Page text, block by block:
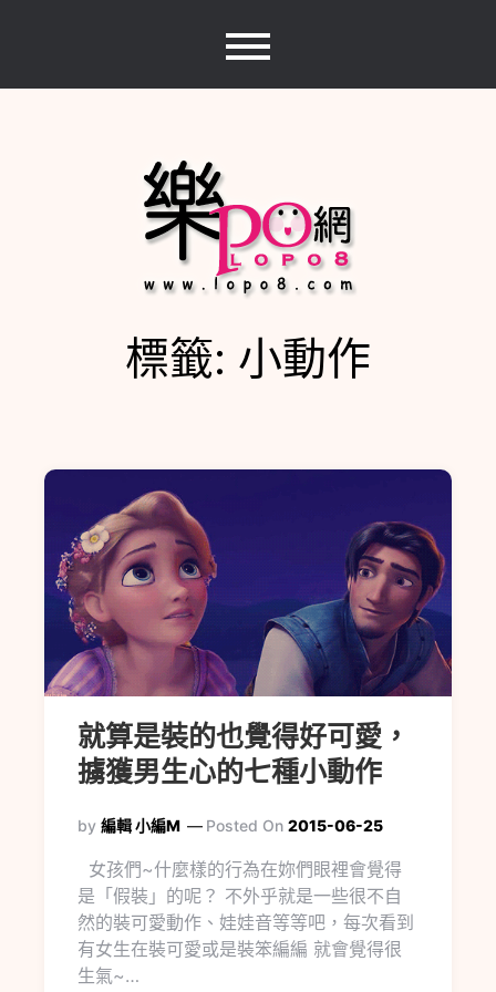
分享你的樂事，樂PO吧~
標籤: 小動作
就算是裝的也覺得好可愛，
擄獲男生心的七種小動作
by 編輯 小編M Posted On 2015-06-25
女孩們~什麼樣的行為在妳們眼裡會覺得
是「假裝」的呢？ 不外乎就是一些很不自
然的裝可愛動作、娃娃音等等吧，每次看到
有女生在裝可愛或是裝笨編編 就會覺得很
生氣~…